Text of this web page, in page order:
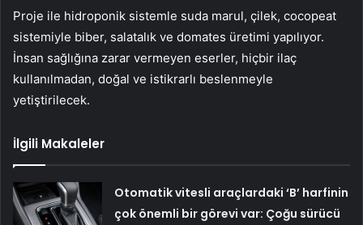
Proje ile hidroponik sistemle suda marul, çilek, cocopeat
sistemiyle biber, salatalık ve domates üretimi yapılıyor.
İnsan sağlığına zarar vermeyen eserler, hiçbir ilaç
kullanılmadan, doğal ve istikrarlı beslenmeyle
yetiştirilecek.
İlgili Makaleler
Otomatik vitesli araçlardaki ‘B’ harfinin
çok önemli bir görevi var: Çoğu sürücü